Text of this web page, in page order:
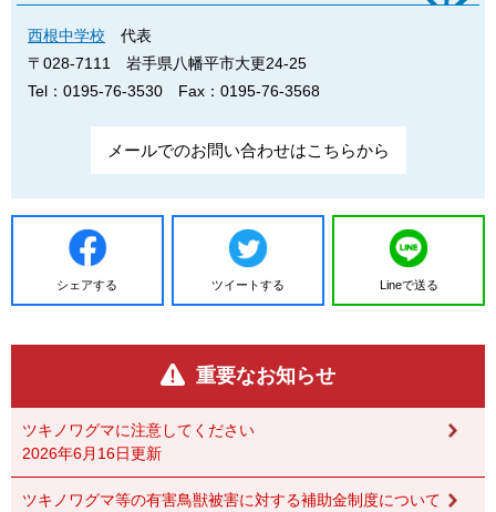
西根中学校
代表
〒028-7111
岩手県八幡平市大更24-25
Tel：0195-76-3530
Fax：0195-76-3568
メールでのお問い合わせはこちらから
シェアする ツイートする Lineで送る
重要なお知らせ
ツキノワグマに注意してください
2026年6月16日更新
ツキノワグマ等の有害鳥獣被害に対する補助金制度について